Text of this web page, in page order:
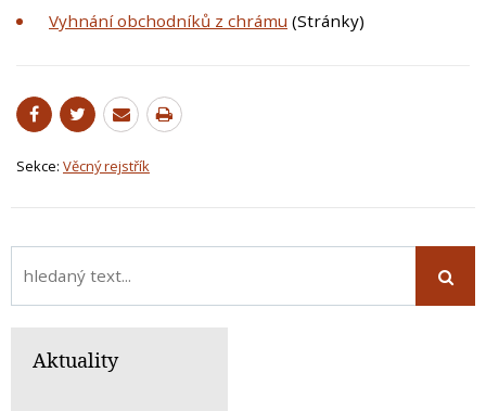
Vyhnání obchodníků z chrámu (Stránky)
Sekce: Věcný rejstřík
Aktuality